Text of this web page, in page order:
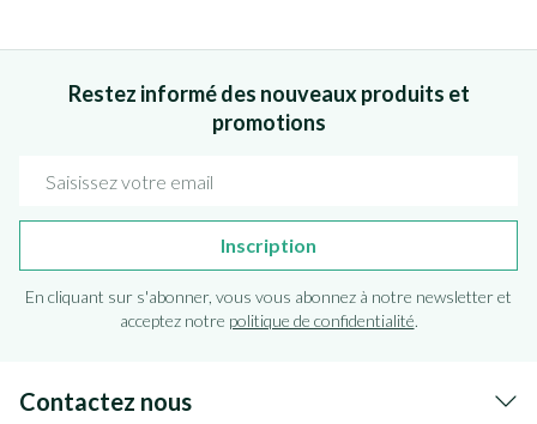
Restez informé des nouveaux produits et
promotions
Inscription
En cliquant sur s'abonner, vous vous abonnez à notre newsletter et
acceptez notre politique de confidentialité.
Contactez nous